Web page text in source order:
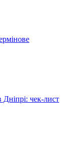
чек-лист